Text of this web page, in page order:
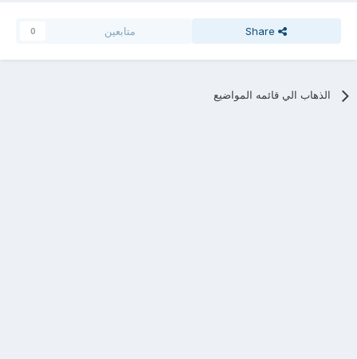
Share متابعين 0
الذهاب الي قائمه المواضيع